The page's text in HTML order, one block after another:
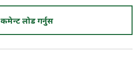
कमेन्ट लोड गर्नुस